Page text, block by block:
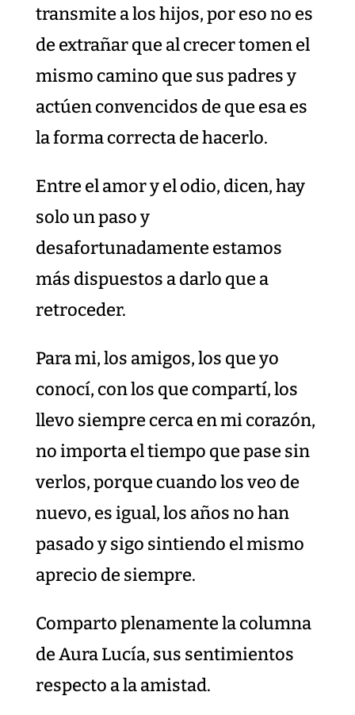
transmite a los hijos, por eso no es
de extrañar que al crecer tomen el
mismo camino que sus padres y
actúen convencidos de que esa es
la forma correcta de hacerlo.
Entre el amor y el odio, dicen, hay
solo un paso y
desafortunadamente estamos
más dispuestos a darlo que a
retroceder.
Para mi, los amigos, los que yo
conocí, con los que compartí, los
llevo siempre cerca en mi corazón,
no importa el tiempo que pase sin
verlos, porque cuando los veo de
nuevo, es igual, los años no han
pasado y sigo sintiendo el mismo
aprecio de siempre.
Comparto plenamente la columna
de Aura Lucía, sus sentimientos
respecto a la amistad.